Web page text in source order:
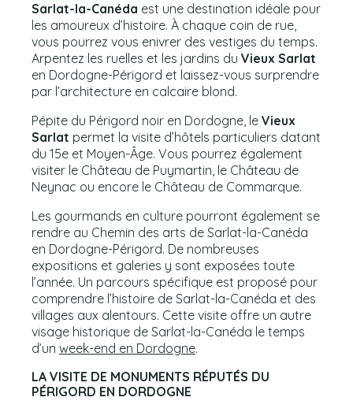
Sarlat-la-Canéda est une destination idéale pour
les amoureux d’histoire. À chaque coin de rue,
vous pourrez vous enivrer des vestiges du temps.
Arpentez les ruelles et les jardins du Vieux Sarlat
en Dordogne-Périgord et laissez-vous surprendre
par l’architecture en calcaire blond.
Pépite du Périgord noir en Dordogne, le Vieux
Sarlat permet la visite d’hôtels particuliers datant
du 15e et Moyen-Âge. Vous pourrez également
visiter le Château de Puymartin, le Château de
Neynac ou encore le Château de Commarque.
Les gourmands en culture pourront également se
rendre au Chemin des arts de Sarlat-la-Canéda
en Dordogne-Périgord. De nombreuses
expositions et galeries y sont exposées toute
l’année. Un parcours spécifique est proposé pour
comprendre l’histoire de Sarlat-la-Canéda et des
villages aux alentours. Cette visite offre un autre
visage historique de Sarlat-la-Canéda le temps
d’un week-end en Dordogne.
LA VISITE DE MONUMENTS RÉPUTÉS DU
PÉRIGORD EN DORDOGNE